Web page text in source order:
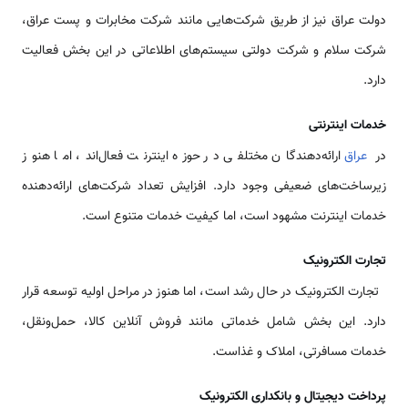
دولت عراق نیز از طریق شرکت‌هایی مانند شرکت مخابرات و پست عراق،
شرکت سلام و شرکت دولتی سیستم‌های اطلاعاتی در این بخش فعالیت
دارد.
خدمات اینترنتی
در عراقارائه‌دهندگان مختلفی در حوزه اینترنت فعال‌اند، اما هنوز
زیرساخت‌های ضعیفی وجود دارد. افزایش تعداد شرکت‌های ارائه‌دهنده
خدمات اینترنت مشهود است، اما کیفیت خدمات متنوع است.
تجارت الکترونیک
تجارت الکترونیک در حال رشد است، اما هنوز در مراحل اولیه توسعه قرار
دارد. این بخش شامل خدماتی مانند فروش آنلاین کالا، حمل‌ونقل،
خدمات مسافرتی، املاک و غذاست.
پرداخت دیجیتال و بانکداری الکترونیک